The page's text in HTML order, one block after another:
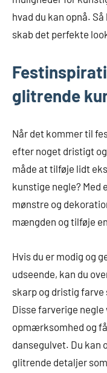
hvad du kan opnå.
skab det perfekte
glitrende
Når det kommer til
efter noget dristigt
måde at tilføje lidt
kunstige negle?
mønstre og
mængden og tilføje
Hvis du er modig og
udseende, kan du
skarp og dristig
Disse farverige
opmærksomhed og
dansegulvet. Du kan
glitrende detaljer